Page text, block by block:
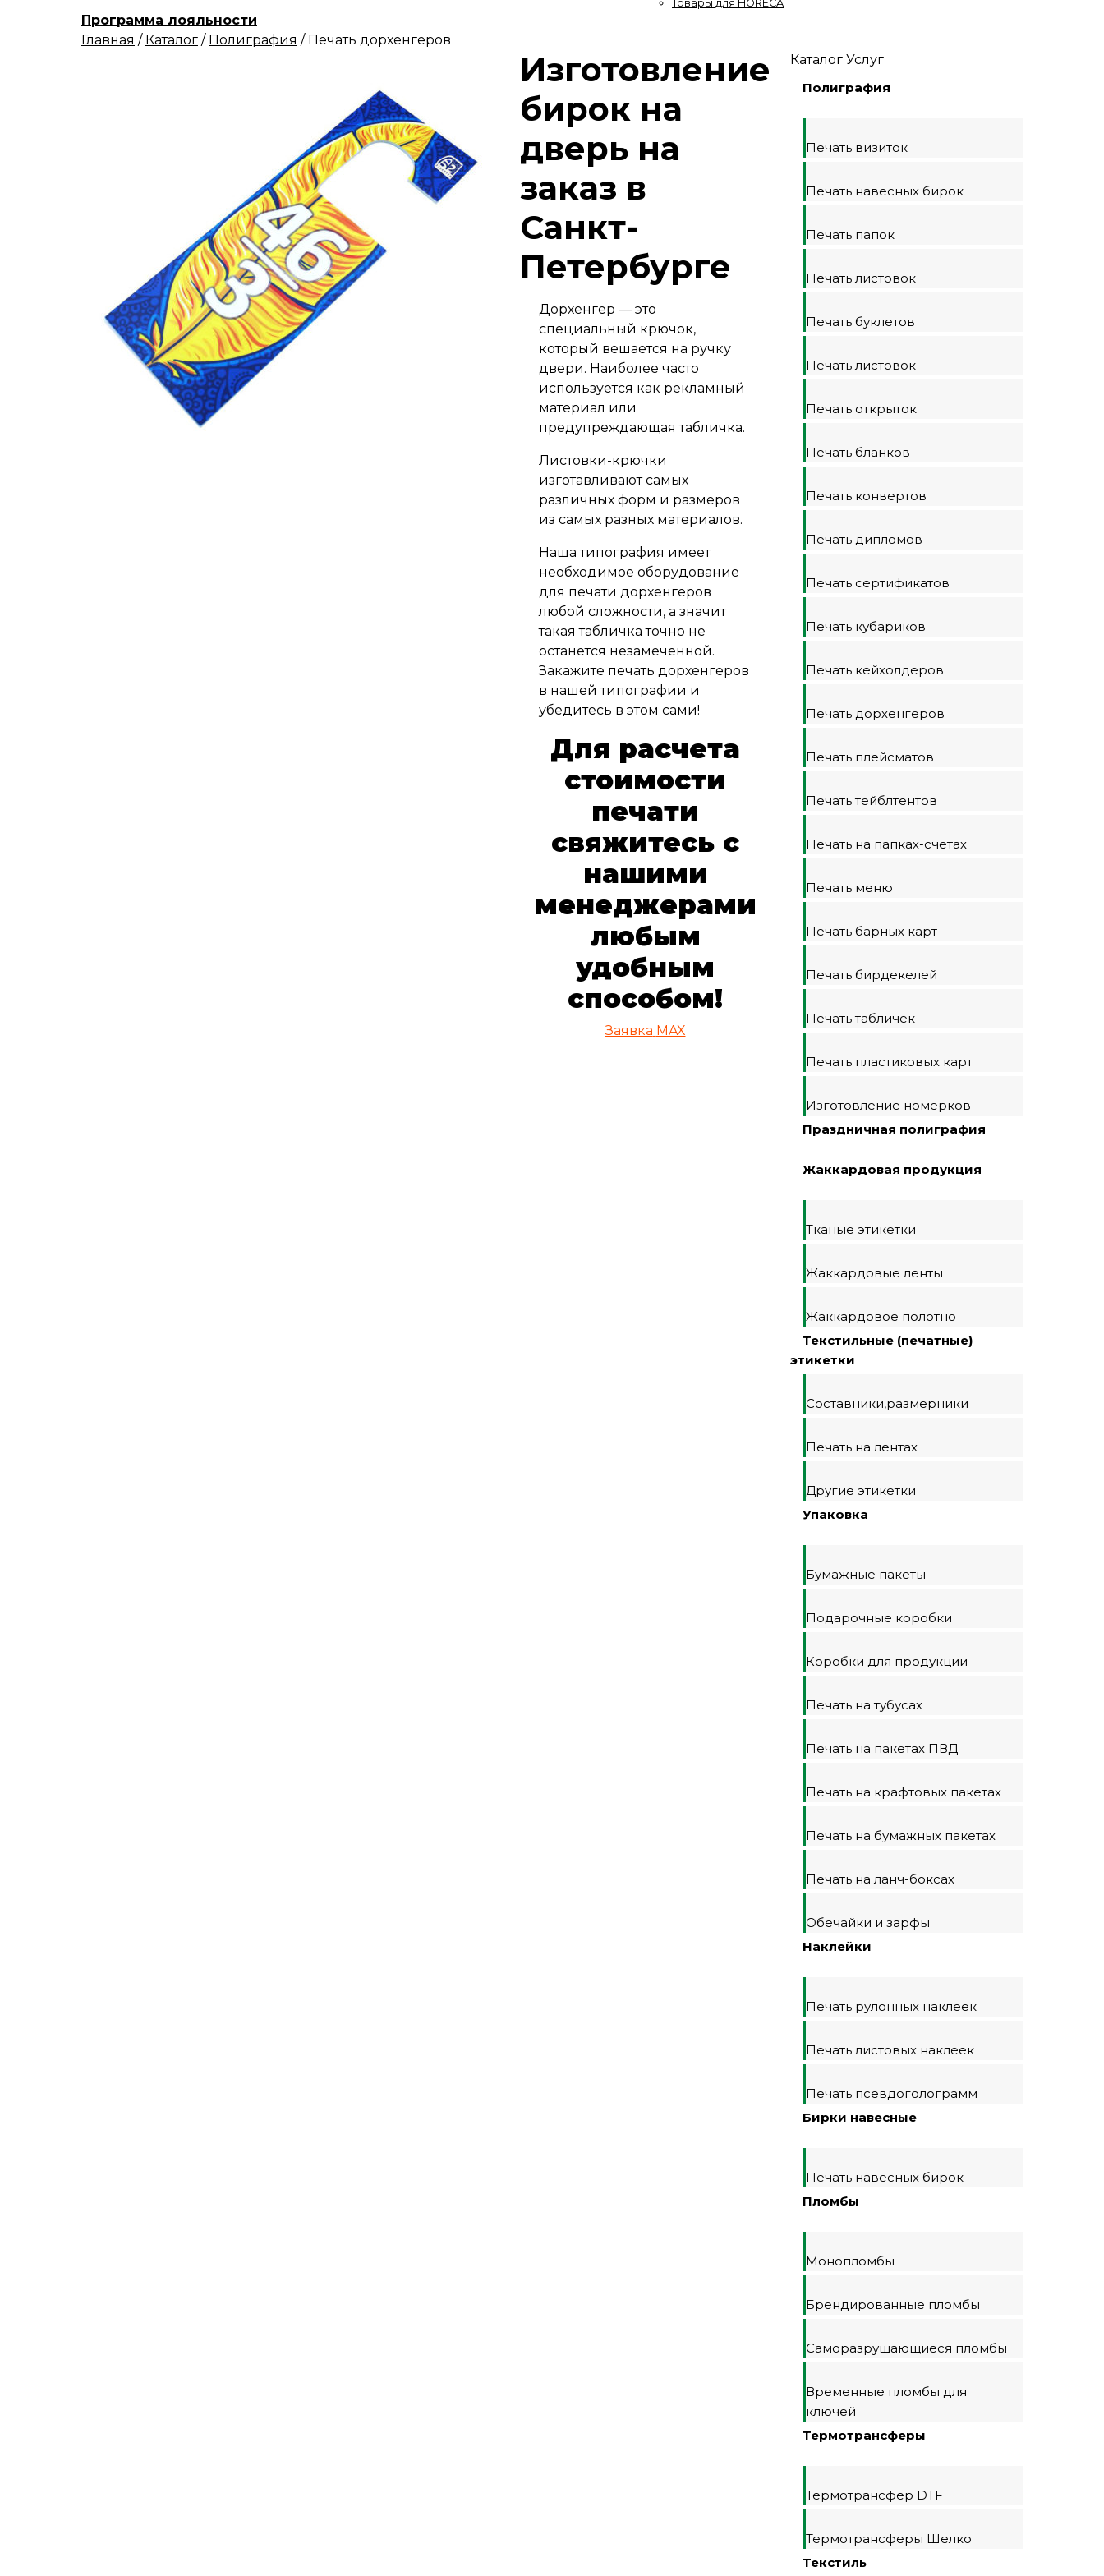
Товары для HORECA
Программа лояльности
Главная / Каталог / Полиграфия / Печать дорхенгеров
Изготовление
бирок на
дверь на
заказ в
Санкт-
Петербурге
Дорхенгер — это
специальный крючок,
который вешается на ручку
двери. Наиболее часто
используется как рекламный
материал или
предупреждающая табличка.
Листовки-крючки
изготавливают самых
различных форм и размеров
из самых разных материалов.
Наша типография имеет
необходимое оборудование
для печати дорхенгеров
любой сложности, а значит
такая табличка точно не
останется незамеченной.
Закажите печать дорхенгеров
в нашей типографии и
убедитесь в этом сами!
Для расчета
стоимости
печати
свяжитесь с
нашими
менеджерами
любым
удобным
способом!
Заявкa MAX
Каталог Услуг
Полиграфия
Печать визиток
Печать навесных бирок
Печать папок
Печать листовок
Печать буклетов
Печать листовок
Печать открыток
Печать бланков
Печать конвертов
Печать дипломов
Печать сертификатов
Печать кубариков
Печать кейхолдеров
Печать дорхенгеров
Печать плейсматов
Печать тейблтентов
Печать на папках-счетах
Печать меню
Печать барных карт
Печать бирдекелей
Печать табличек
Печать пластиковых карт
Изготовление номерков
Праздничная полиграфия
Жаккардовая продукция
Тканые этикетки
Жаккардовые ленты
Жаккардовое полотно
Текстильные (печатные)
этикетки
Составники,размерники
Печать на лентах
Другие этикетки
Упаковка
Бумажные пакеты
Подарочные коробки
Коробки для продукции
Печать на тубусах
Печать на пакетах ПВД
Печать на крафтовых пакетах
Печать на бумажных пакетах
Печать на ланч-боксах
Обечайки и зарфы
Наклейки
Печать рулонных наклеек
Печать листовых наклеек
Печать псевдоголограмм
Бирки навесные
Печать навесных бирок
Пломбы
Монопломбы
Брендированные пломбы
Саморазрушающиеся пломбы
Временные пломбы для
ключей
Термотрансферы
Термотрансфер DTF
Термотрансферы Шелко
Текстиль